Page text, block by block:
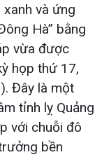
và ứng
Hà” bằng
vừa được
họp thứ 17,
Đây là một
tỉnh lỵ Quảng
với chuỗi đô
bền